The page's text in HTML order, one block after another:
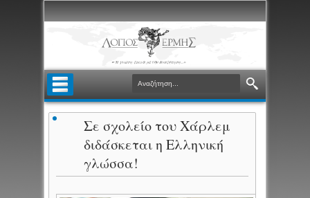
Σε σχολείο του Χάρλεμ
διδάσκεται η Ελληνική
γλώσσα!